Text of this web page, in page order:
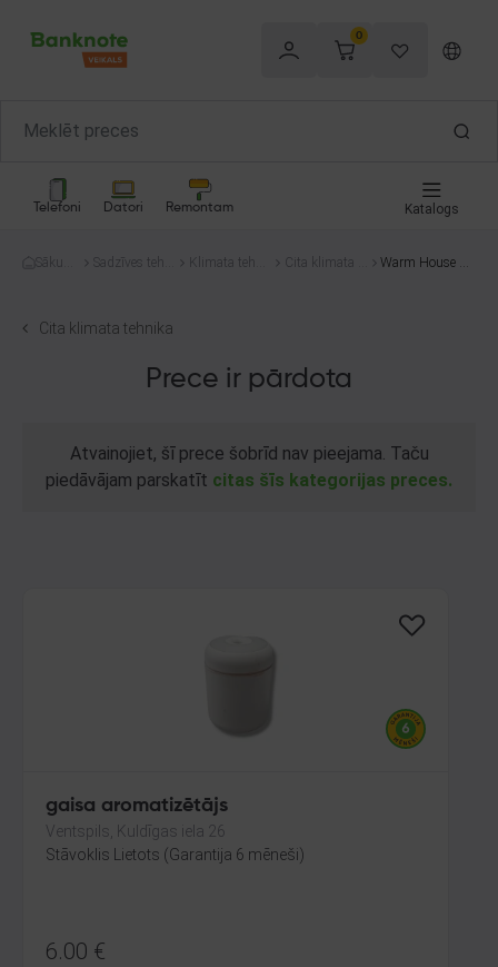
0
Telefoni Datori Remontam Katalogs
Sākum
Sadzīves tehni
Klimata tehni
Cita klimata te
Warm House 50
Cita klimata tehnika
Prece ir pārdota
Atvainojiet, šī prece šobrīd nav pieejama. Taču
piedāvājam parskatīt citas šīs kategorijas preces.
gaisa aromatizētājs
Ventspils, Kuldīgas iela 26
Stāvoklis Lietots (Garantija 6 mēneši)
6.00 €